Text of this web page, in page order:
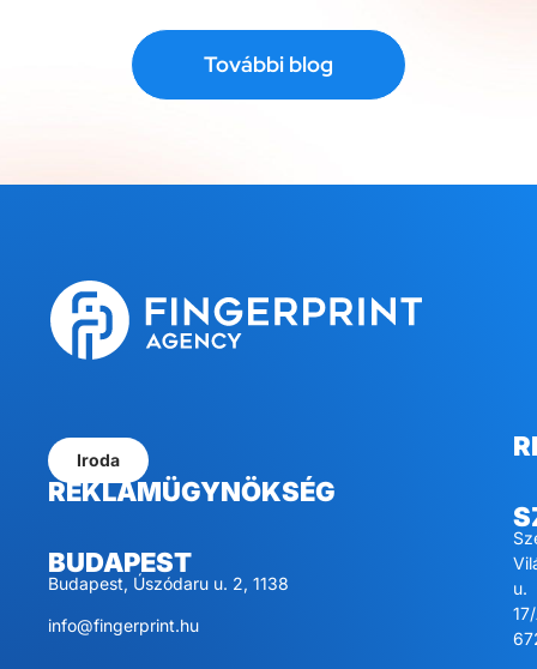
További blog
Iroda
REKLÁMÜGYNÖKSÉG
BUDAPEST
Budapest, Úszódaru u. 2, 1138
info@fingerprint.hu
u.